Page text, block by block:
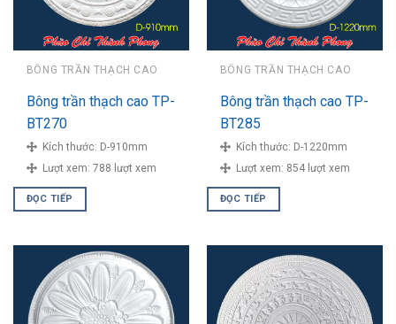
BÔNG TRẦN THẠCH CAO
Bông trần thạch cao TP-
BT270
Kích thước: D-910mm
Lượt xem: 788 lượt xem
ĐỌC TIẾP
BÔNG TRẦN THẠCH CAO
Bông trần thạch cao TP-
BT285
Kích thước: D-1220mm
Lượt xem: 854 lượt xem
ĐỌC TIẾP